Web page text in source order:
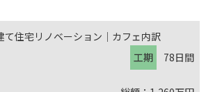
て住宅リノベーション｜カフェ内訳
工期
78日間